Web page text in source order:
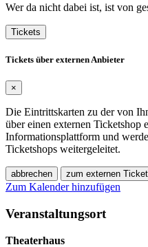
Wer da nicht dabei ist, ist von
Tickets
Tickets über externen Anbieter
×
Die Eintrittskarten zu der von
über einen externen Ticketshop
Informationsplattform und
Ticketshops weitergeleitet.
abbrechen zum externen
Zum Kalender hinzufügen
Veranstaltungsort
Theaterhaus